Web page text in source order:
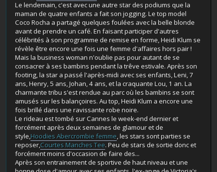
Le lendemain, c'est avec une autre star des podiums que la
maman de quatre enfants a fait son jogging. Le top model
Coco Rocha a partagé quelques foulées avec la belle blonde
avant de prendre un café. En faisant participer d'autres
célébrités à son programme de remise en forme, Heidi Klum se
révèle être encore une fois une femme d'affaires hors pair !
Mais la business woman n'oublie pas pour autant de se
consacrer à ses bambins pendant la trêve estivale. Après son
footing, la star a passé l'après-midi avec ses enfants, Leni, 7
ans, Henry, 5 ans, Johan, 4 ans, et la craquante Lou, 1 an. La
charmante tribu s'est rendue au parc où les bambins se sont
amusés sur les balançoires. Au top, Heidi Klum a encore une
fois brillé dans une ravissante robe noire.
Le rideau est tombé sur Cannes le week-end dernier et
forcément après deux semaines de glamour et de
style,Hoodies Abercrombie femme, les stars sont parties se
reposer,Courtes Manches Tee. Peu de stars de sortie donc et
forcément moins d'occasion de faire des...
Après son entrainement de sportive de haut niveau et une